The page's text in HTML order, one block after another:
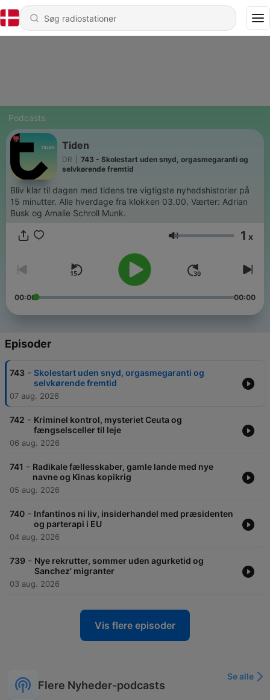
Podcasts
Tiden
DR
743 - Skolestart uden snyd, orgasmegaranti og
selvkørende fremtid
Bliv klar til dagen med tidens tre vigtigste nyhedshistorier på
15 minutter. Alle hverdage fra klokken 03.00. Værter: Adrian
Busk og Amalie Schroll Munk.
Lydstyrke 1 x
00:00 00:00
Episoder
743 - Skolestart uden snyd, orgasmegaranti og
selvkørende fremtid
07 aug. 2026
742 - Kriminel kontrol, mysteriet Ceuta og
fængselsceller til leje
06 aug. 2026
741 - Radikale fællesskaber, gamle lande med nye
navne og Kinas kopikrig
05 aug. 2026
740 - Infantinos ni liv, insiderhandel med præsidenten
og parterapi i EU
04 aug. 2026
739 - Nye rekrutter, sommer uden agurketid og
Sanchez' migranter
03 aug. 2026
Vis flere episoder
Flere Nyheder-podcasts
Se alle